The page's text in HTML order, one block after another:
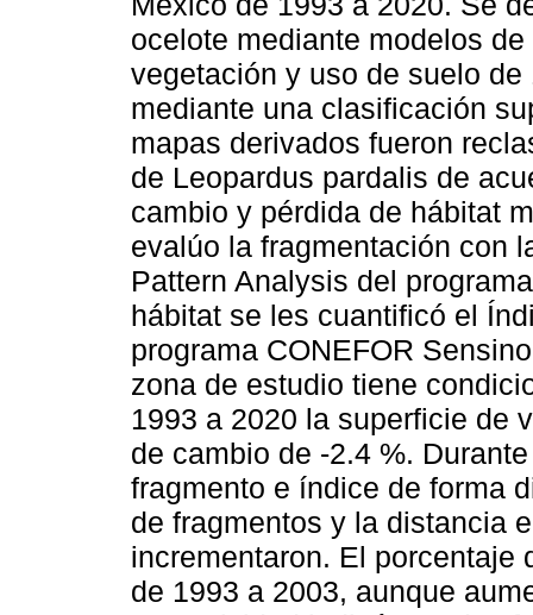
ocelote mediante modelos
vegetación y uso de suelo
mediante una clasificación
mapas derivados fueron
de Leopardus pardalis de
cambio y pérdida de hábitat
evalúo la fragmentación con
Pattern Analysis del
hábitat se les cuantificó el
programa CONEFOR
zona de estudio tiene
1993 a 2020 la superficie de
de cambio de -2.4 %.
fragmento e índice de forma
de fragmentos y la distancia
incrementaron. El porcentaje
de 1993 a 2003, aunque